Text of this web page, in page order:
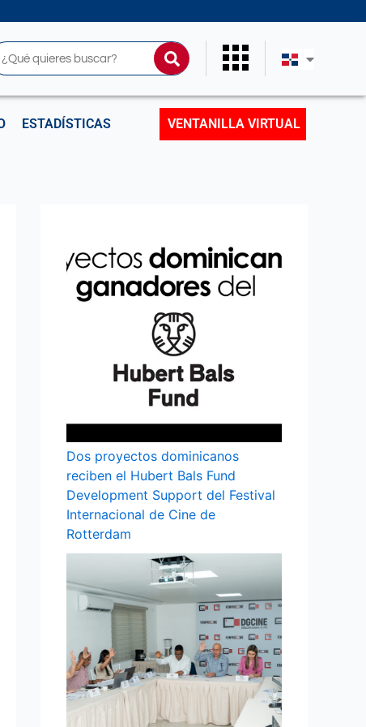
ESTADÍSTICAS VENTANILLA VIRTUAL
Dos proyectos dominicanos
reciben el Hubert Bals Fund
Development Support del Festival
Internacional de Cine de
Rotterdam